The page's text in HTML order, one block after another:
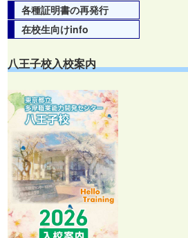
各種証明書の再発行
在校生向けinfo
八王子校入校案内